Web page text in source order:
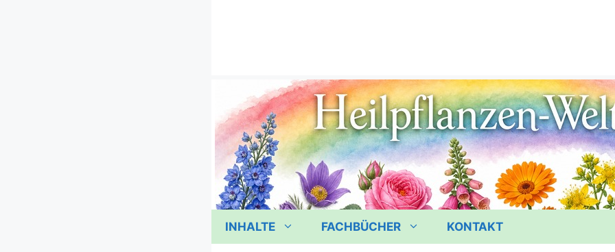
INHALTE FACHBÜCHER KONTAKT